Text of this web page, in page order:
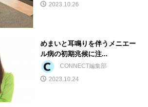
2023.10.26
めまいと耳鳴りを伴うメニエー
ル病の初期兆候に注...
CONNECT編集部
2023.10.24